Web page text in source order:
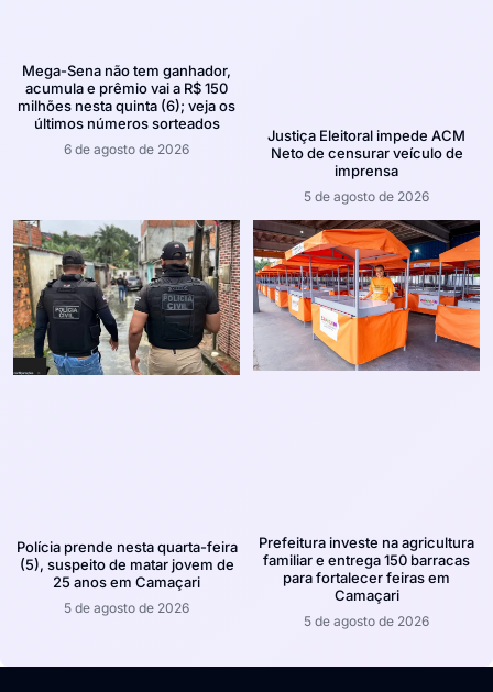
Mega-Sena não tem ganhador,
acumula e prêmio vai a R$ 150
milhões nesta quinta (6); veja os
últimos números sorteados
6 de agosto de 2026
Justiça Eleitoral impede ACM
Neto de censurar veículo de
imprensa
5 de agosto de 2026
Polícia prende nesta quarta-feira
(5), suspeito de matar jovem de
25 anos em Camaçari
5 de agosto de 2026
Prefeitura investe na agricultura
familiar e entrega 150 barracas
para fortalecer feiras em
Camaçari
5 de agosto de 2026